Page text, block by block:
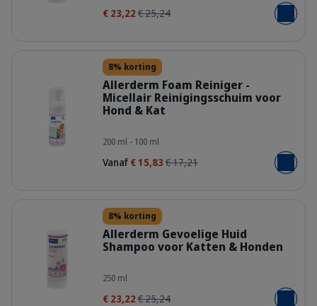
€ 23,22€ 25,24 Voeg
8% korting
Allerderm Foam Reiniger -
Micellair Reinigingsschuim voor
Hond & Kat
200 ml - 100 ml
Vanaf € 15,83€ 17,21 Voeg
8% korting
Allerderm Gevoelige Huid
Shampoo voor Katten & Honden
250 ml
€ 23,22€ 25,24